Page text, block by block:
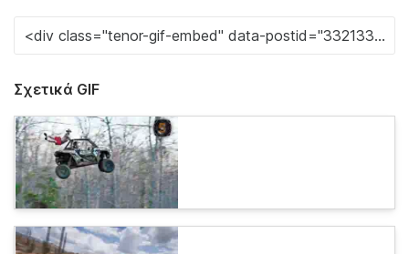
Σχετικά GIF